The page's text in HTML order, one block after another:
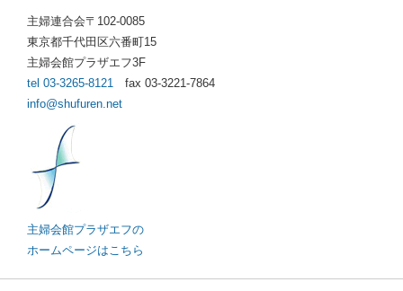
主婦連合会〒102-0085
東京都千代田区六番町15
主婦会館プラザエフ3F
tel 03-3265-8121 fax 03-3221-7864
info@shufuren.net
主婦会館プラザエフの
ホームページはこちら